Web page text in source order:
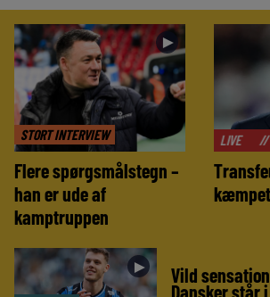
STORT INTERVIEW
►
Flere spørgsmålstegn –
han er ude af
kamptruppen
// LIVE LIVE
► Vild
Dansker står